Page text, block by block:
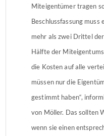
Miteigentümer tragen
Beschlussfassung
mehr als zwei Drittel
Hälfte der
die Kosten auf alle
müssen nur die
gestimmt haben“,
von Möller. Das sollten
wenn sie einen